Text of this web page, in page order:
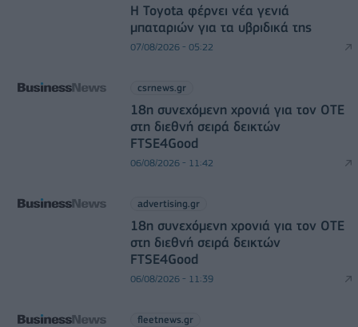
Η Toyota φέρνει νέα γενιά
μπαταριών για τα υβριδικά της
07/08/2026 - 05:22
csrnews.gr
18η συνεχόμενη χρονιά για τον ΟΤΕ
στη διεθνή σειρά δεικτών
FTSE4Good
06/08/2026 - 11:42
advertising.gr
18η συνεχόμενη χρονιά για τον ΟΤΕ
στη διεθνή σειρά δεικτών
FTSE4Good
06/08/2026 - 11:39
fleetnews.gr